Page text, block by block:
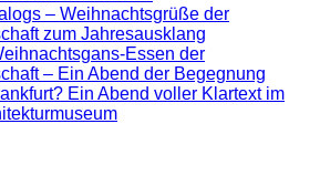
– Weihnachtsgrüße der
zum Jahresausklang
Essen der
– Ein Abend der Begegnung
Ein Abend voller Klartext im